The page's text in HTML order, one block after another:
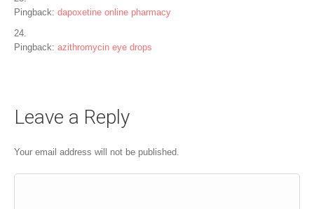
Pingback: dapoxetine online pharmacy
Pingback: azithromycin eye drops
Leave a Reply
Your email address will not be published.